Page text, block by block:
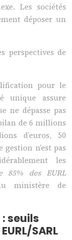
Les sociétés
déposer un
perspectives de
pour le
unique assure
ne dépasse pas
de 6 millions
d’euros, 50
gestion n’est pas
les
85% des EURL
ministère de
seuils
SARL